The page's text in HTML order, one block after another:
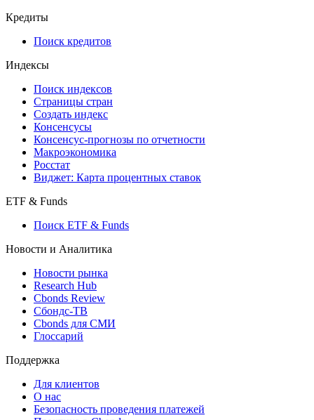
API and Data Feed
API каталог
Кредиты
Поиск кредитов
Индексы
Поиск индексов
Страницы стран
Создать индекс
Консенсусы
Макроэкономика
Виджет: Карта процентных ставок
ETF & Funds
Поиск ETF & Funds
Новости и Аналитика
Новости рынка
Research Hub
Сбондс-ТВ
Глоссарий
Поддержка